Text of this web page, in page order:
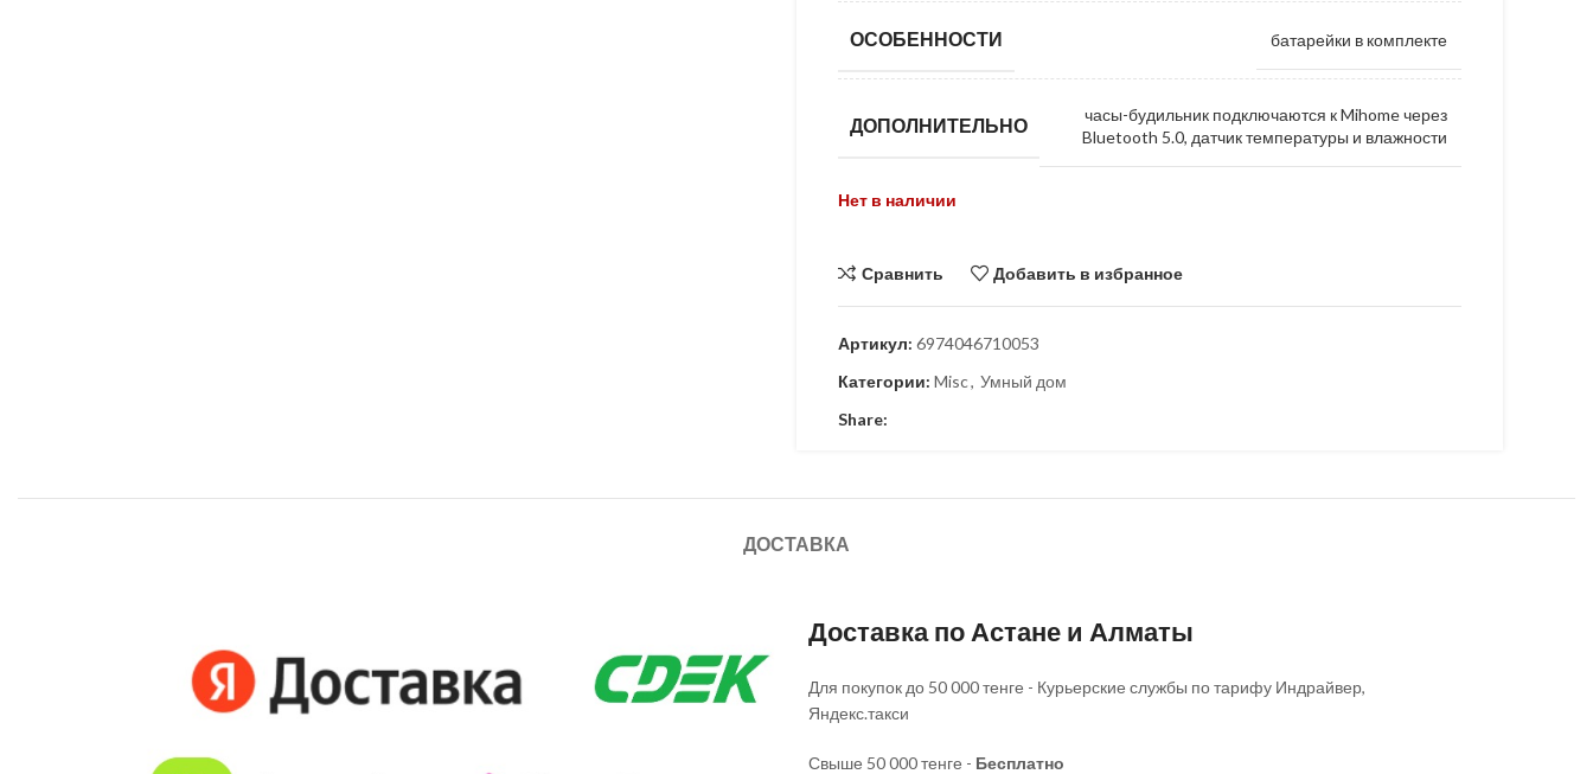
ОСОБЕННОСТИ батарейки в комплекте
ДОПОЛНИТЕЛЬНО
часы-будильник подключаются к Mihome через
Bluetooth 5.0, датчик температуры и влажности
Нет в наличии
Сравнить Добавить в избранное
Артикул: 6974046710053
Категории: Misc, Умный дом
Share:
ДОСТАВКА
Доставка по Астане и Алматы
Для покупок до 50 000 тенге - Курьерские службы по тарифу Индрайвер,
Яндекс.такси
Свыше 50 000 тенге - Бесплатно